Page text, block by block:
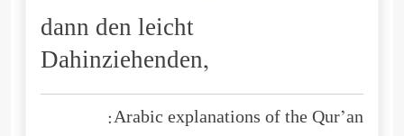
dann den leicht
Dahinziehenden,
Arabic explanations of the Qur’an: